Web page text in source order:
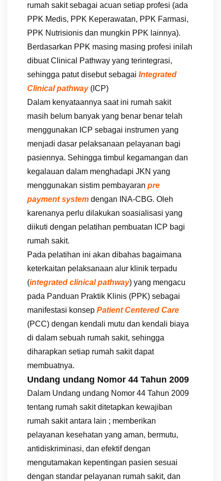
rumah sakit sebagai acuan setiap profesi (ada
PPK Medis, PPK Keperawatan, PPK Farmasi,
PPK Nutrisionis dan mungkin PPK lainnya).
Berdasarkan PPK masing masing profesi inilah
dibuat Clinical Pathway yang terintegrasi,
sehingga patut disebut sebagai Integrated
Clinical pathway(ICP)
Dalam kenyataannya saat ini rumah sakit
masih belum banyak yang benar benar telah
menggunakan ICP sebagai instrumen yang
menjadi dasar pelaksanaan pelayanan bagi
pasiennya. Sehingga timbul kegamangan dan
kegalauan dalam menghadapi JKN yang
menggunakan sistim pembayaran pre
payment system dengan INA-CBG. Oleh
karenanya perlu dilakukan soasialisasi yang
diikuti dengan pelatihan pembuatan ICP bagi
rumah sakit.
Pada pelatihan ini akan dibahas bagaimana
keterkaitan pelaksanaan alur klinik terpadu
(integrated clinical pathway) yang mengacu
pada Panduan Praktik Klinis (PPK) sebagai
manifestasi konsep Patient Centered Care
(PCC) dengan kendali mutu dan kendali biaya
di dalam sebuah rumah sakit, sehingga
diharapkan setiap rumah sakit dapat
membuatnya.
Undang undang Nomor 44 Tahun 2009
Dalam Undang undang Nomor 44 Tahun 2009
tentang rumah sakit ditetapkan kewajiban
rumah sakit antara lain ; memberikan
pelayanan kesehatan yang aman, bermutu,
antidiskriminasi, dan efektif dengan
mengutamakan kepentingan pasien sesuai
dengan standar pelayanan rumah sakit, dan